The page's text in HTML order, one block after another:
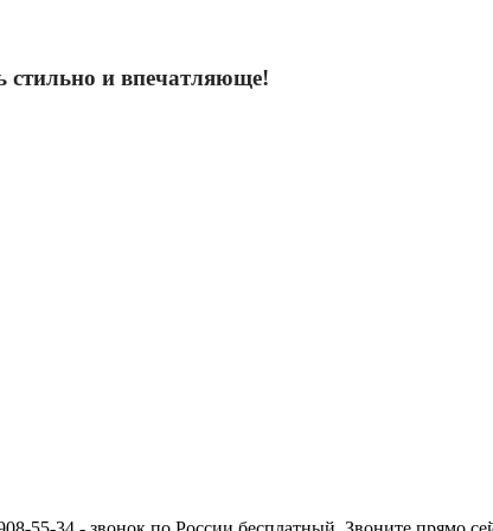
и впечатляюще!